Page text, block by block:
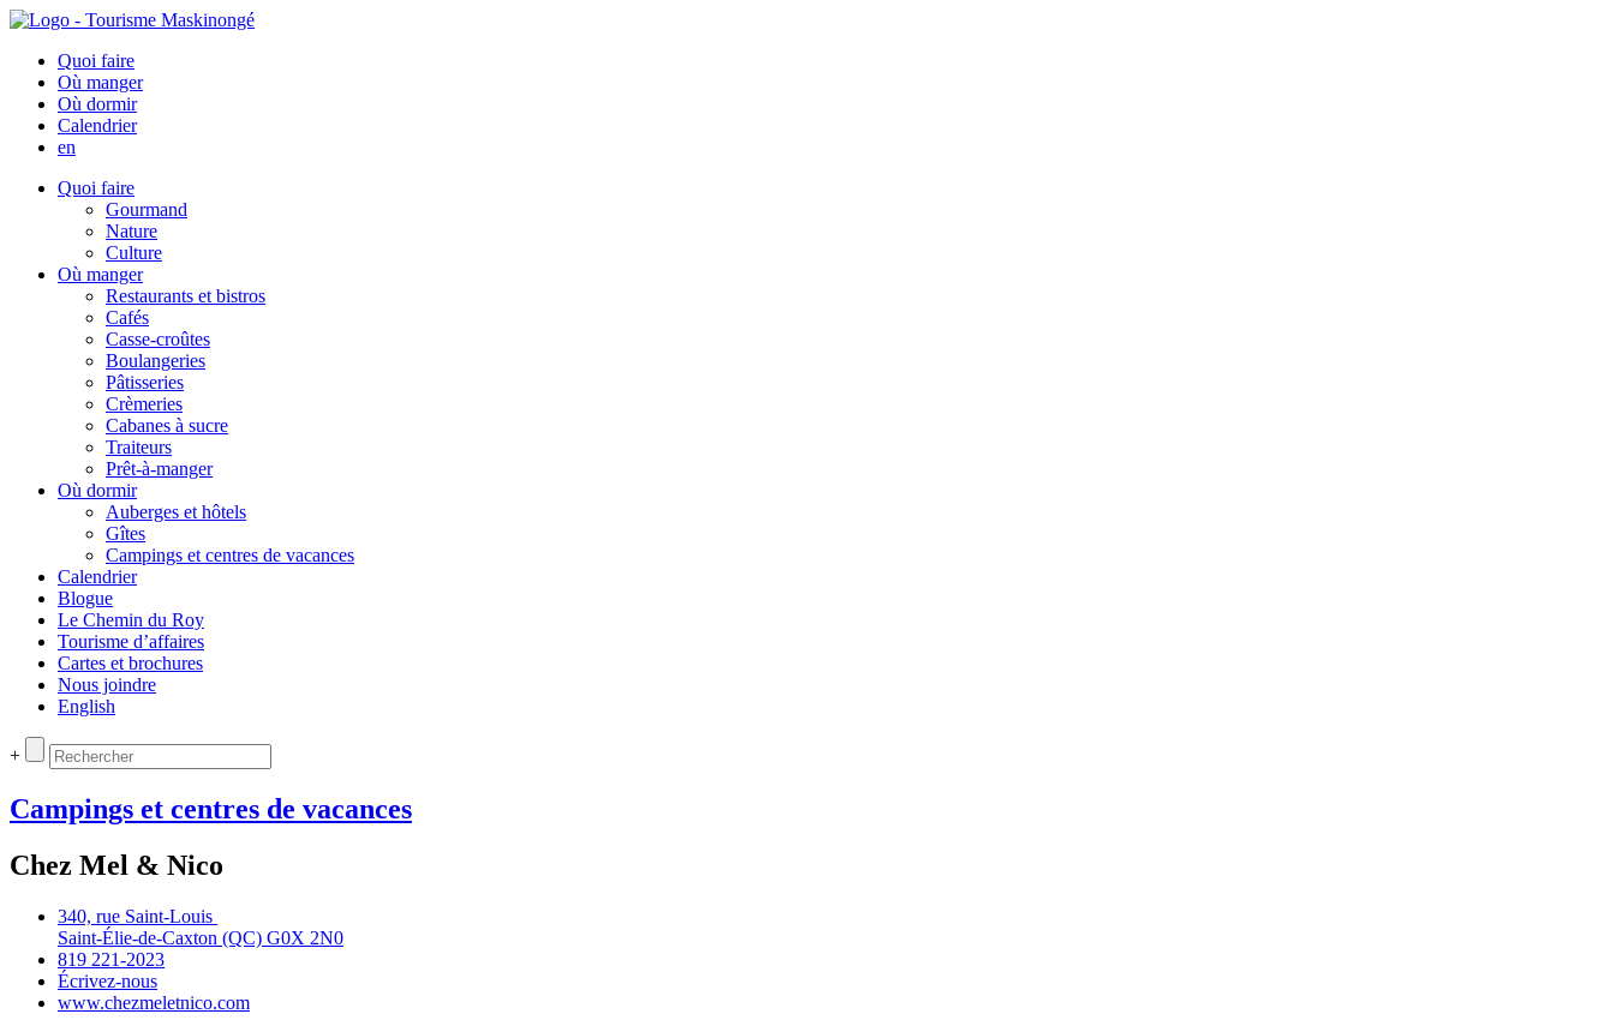
Quoi faire
Où manger
Où dormir
Calendrier
en
Quoi faire
Gourmand
Nature
Culture
Où manger
Restaurants et bistros
Cafés
Casse-croûtes
Boulangeries
Pâtisseries
Crèmeries
Cabanes à sucre
Traiteurs
Prêt-à-manger
Où dormir
Auberges et hôtels
Gîtes
Campings et centres de vacances
Calendrier
Blogue
Le Chemin du Roy
Tourisme d’affaires
Cartes et brochures
Nous joindre
English
+
Campings et centres de vacances
Chez Mel & Nico
340, rue Saint‑Louis
Saint‑Élie‑de‑Caxton (QC) G0X 2N0
819 221‑2023
Écrivez‑nous
www.chezmeletnico.com